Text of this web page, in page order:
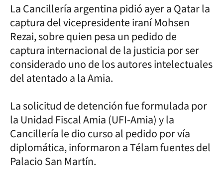
La Cancillería argentina pidió ayer a Qatar la
captura del vicepresidente iraní Mohsen
Rezai, sobre quien pesa un pedido de
captura internacional de la justicia por ser
considerado uno de los autores intelectuales
del atentado a la Amia.
La solicitud de detención fue formulada por
la Unidad Fiscal Amia (UFI-Amia) y la
Cancillería le dio curso al pedido por vía
diplomática, informaron a Télam fuentes del
Palacio San Martín.